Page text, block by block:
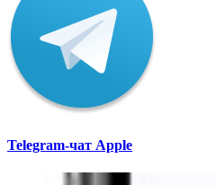
Telegram-чат Apple